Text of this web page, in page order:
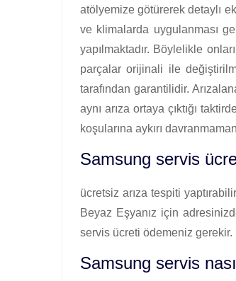
atölyemize götürerek detaylı
ve klimalarda uygulanması
yapılmaktadır. Böylelikle
parçalar orijinali ile
tarafından garantilidir.
aynı arıza ortaya çıktığı
koşularına aykırı
Samsung servis
ücretsiz arıza tespiti
Beyaz Eşyanız için
servis ücreti ödemeniz gerekir.
Samsung servis